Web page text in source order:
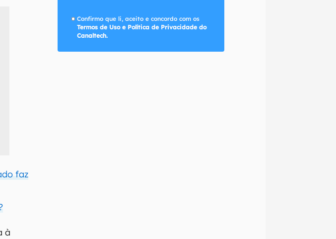
faz
à
Confirmo que li, aceito e concordo com os
Termos de Uso e Política de Privacidade do
Canaltech.